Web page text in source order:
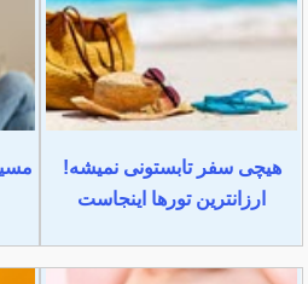
هیچی سفر تابستونی نمیشه!
ارزانترین تورها اینجاست